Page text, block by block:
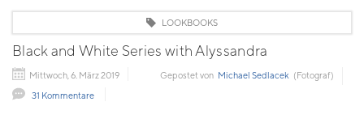
LOOKBOOKS
Black and White Series with Alyssandra
Mittwoch, 6. März 2019 Gepostet von Michael Sedlacek (Fotograf)
31 Kommentare